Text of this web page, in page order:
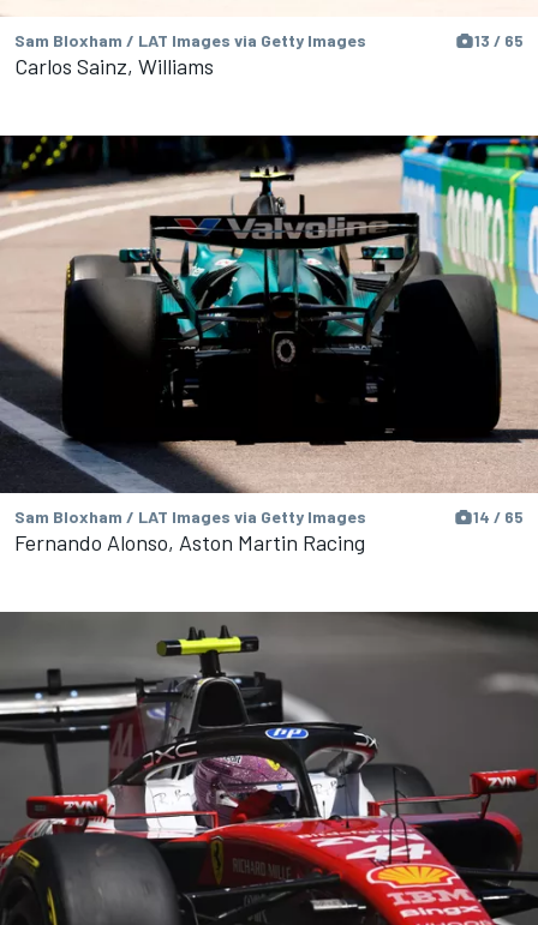
Sam Bloxham / LAT Images via Getty Images 13 / 65
Carlos Sainz, Williams
Sam Bloxham / LAT Images via Getty Images 14 / 65
Fernando Alonso, Aston Martin Racing